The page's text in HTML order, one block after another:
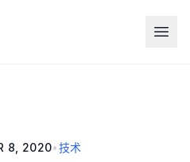
8, 2020•技术